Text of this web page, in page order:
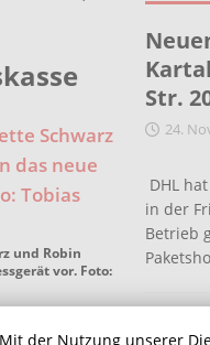
und Robin
vor. Foto:
Durch
Str.
24.
DHL
in der
Betrieb
der Nutzung unserer